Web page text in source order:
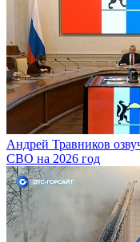
Андрей Травников
СВО на 2026 год